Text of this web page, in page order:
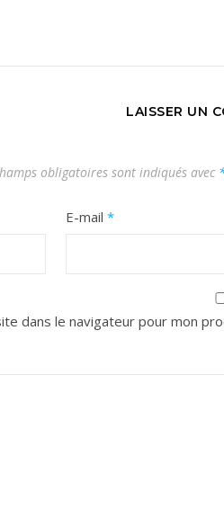
LAISSER UN
obligatoires sont indiqués avec
E-mail*
dans le navigateur pour mon